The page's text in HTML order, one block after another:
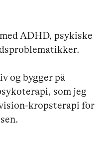
ADHD, psykiske
og bygger på
som jeg
kropsterapi for